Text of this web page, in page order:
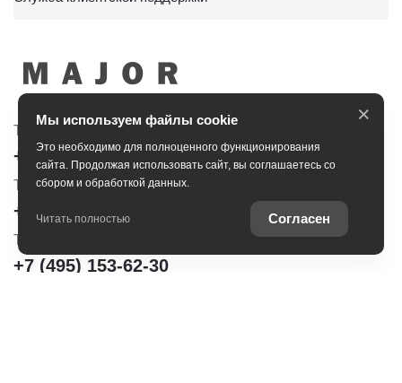
Тойота Центр Сити
+7 (495) 153-30-44 +7 (495) 153-54-65
Тойота Центр Сокольники
+7 (495) 172-04-83
Тойота Центр Шереметьево
+7 (495) 153-62-30
Мы используем файлы cookie
Это необходимо для полноценного функционирования
сайта. Продолжая использовать сайт, вы соглашаетесь со
сбором и обработкой данных.
Читать полностью Согласен
×